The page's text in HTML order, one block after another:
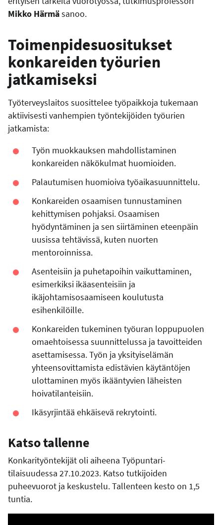
Mikko Härmäsanoo.
Toimenpidesuositukset
konkareiden työurien
jatkamiseksi
Työterveyslaitos suosittelee työpaikkoja tukemaan
aktiivisesti vanhempien työntekijöiden työurien
jatkamista:
Työn muokkauksen mahdollistaminen
konkareiden näkökulmat huomioiden.
Palautumisen huomioiva työaikasuunnittelu.
Konkareiden osaamisen tunnustaminen
kehittymisen pohjaksi. Osaamisen
hyödyntäminen ja sen siirtäminen eteenpäin
uusissa tehtävissä, kuten nuorten
mentoroinnissa.
Asenteisiin ja puhetapoihin vaikuttaminen,
esimerkiksi ikäasenteisiin ja
ikäjohtamisosaamiseen koulutusta
esihenkilöille.
Konkareiden tukeminen työuran loppupuolen
omaehtoisessa suunnittelussa ja tavoitteiden
asettamisessa. Työn ja yksityiselämän
yhteensovittamista edistävien käytäntöjen
ulottaminen myös ikääntyvien läheisten
hoivatilanteisiin.
Ikäsyrjintää ehkäisevä rekrytointi.
Katso tallenne
Konkarityöntekijät oli aiheena Työpuntari-
tilaisuudessa 27.10.2023. Katso tutkijoiden
puheevuorot ja keskustelu. Tallenteen kesto on 1,5
tuntia.